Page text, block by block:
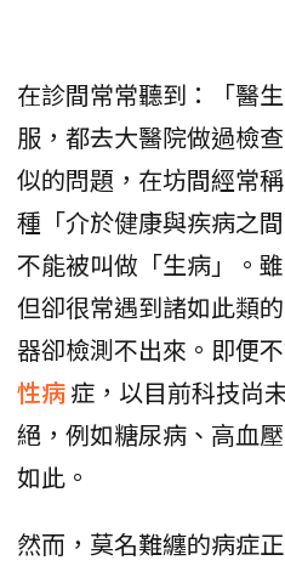
在診間常常聽到：「醫
服，都去大醫院做過檢
似的問題，在坊間經常
種「介於健康與疾病之
不能被叫做「生病」。
但卻很常遇到諸如此類
器卻檢測不出來。即便
性病症，以目前科技尚
絕，例如糖尿病、高血壓
如此。
然而，莫名難纏的病症